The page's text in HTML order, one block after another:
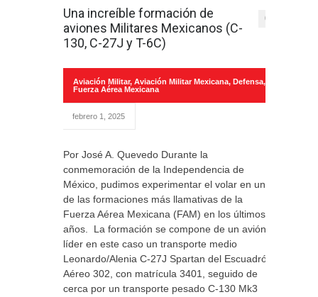
Una increíble formación de
aviones Militares Mexicanos (C-
130, C-27J y T-6C)
0
Aviación Militar, Aviación Militar Mexicana, Defensa,
Fuerza Aérea Mexicana
febrero 1, 2025
Por José A. Quevedo Durante la
conmemoración de la Independencia de
México, pudimos experimentar el volar en una
de las formaciones más llamativas de la
Fuerza Aérea Mexicana (FAM) en los últimos
años. La formación se compone de un avión
líder en este caso un transporte medio
Leonardo/Alenia C-27J Spartan del Escuadrón
Aéreo 302, con matrícula 3401, seguido de
cerca por un transporte pesado C-130 Mk3